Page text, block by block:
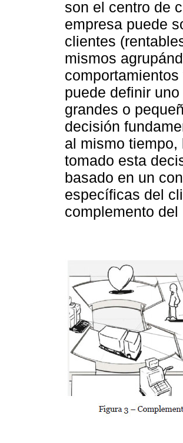
son el centro de
empresa puede
clientes
mismos
puede definir
grandes o
decisión
al mismo
tomado esta
basado en un
específicas del
complemento del